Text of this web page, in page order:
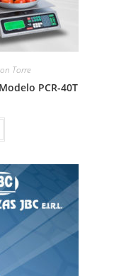
Torre
PCR-40T